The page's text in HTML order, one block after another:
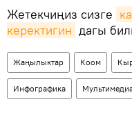
Жетекчиңиз сизге
керектигин дагы
Жаңылыктар Коом
Инфографика